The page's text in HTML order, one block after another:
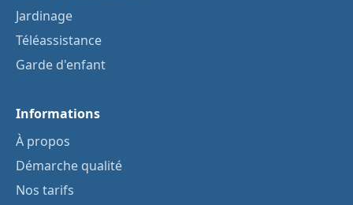
Jardinage
Téléassistance
Garde d'enfant
Informations
À propos
Démarche qualité
Nos tarifs